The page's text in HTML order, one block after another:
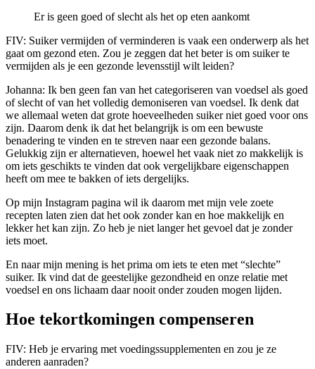
Er is geen goed of slecht als het op eten aankomt
FIV: Suiker vermijden of verminderen is vaak een onderwerp als het
gaat om gezond eten. Zou je zeggen dat het beter is om suiker te
vermijden als je een gezonde levensstijl wilt leiden?
Johanna: Ik ben geen fan van het categoriseren van voedsel als goed
of slecht of van het volledig demoniseren van voedsel. Ik denk dat
we allemaal weten dat grote hoeveelheden suiker niet goed voor ons
zijn. Daarom denk ik dat het belangrijk is om een bewuste
benadering te vinden en te streven naar een gezonde balans.
Gelukkig zijn er alternatieven, hoewel het vaak niet zo makkelijk is
om iets geschikts te vinden dat ook vergelijkbare eigenschappen
heeft om mee te bakken of iets dergelijks.
Op mijn Instagram pagina wil ik daarom met mijn vele zoete
recepten laten zien dat het ook zonder kan en hoe makkelijk en
lekker het kan zijn. Zo heb je niet langer het gevoel dat je zonder
iets moet.
En naar mijn mening is het prima om iets te eten met “slechte”
suiker. Ik vind dat de geestelijke gezondheid en onze relatie met
voedsel en ons lichaam daar nooit onder zouden mogen lijden.
Hoe tekortkomingen compenseren
FIV: Heb je ervaring met voedingssupplementen en zou je ze
anderen aanraden?